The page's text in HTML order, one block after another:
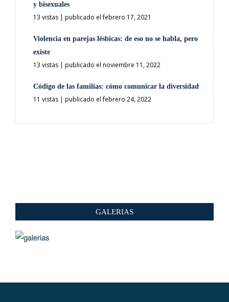
y bisexuales
13 vistas | publicado el febrero 17, 2021
Violencia en parejas lésbicas: de eso no se habla, pero
existe
13 vistas | publicado el noviembre 11, 2022
Código de las familias: cómo comunicar la diversidad
11 vistas | publicado el febrero 24, 2022
GALERIAS